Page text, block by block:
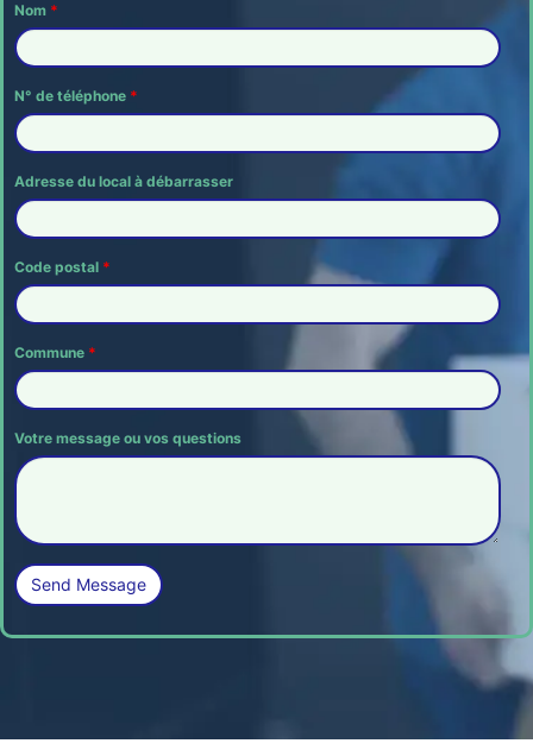
Nom *
N° de téléphone *
Adresse du local à débarrasser
Code postal *
Commune *
Votre message ou vos questions